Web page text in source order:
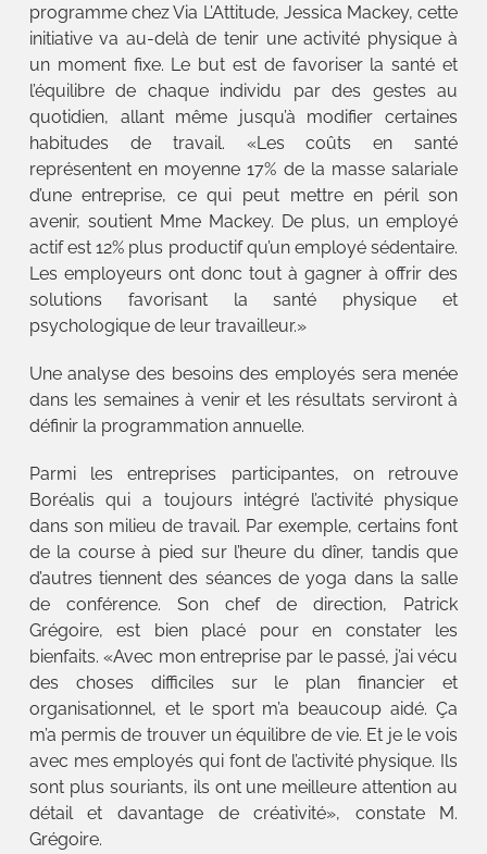
programme chez Via L’Attitude, Jessica Mackey, cette
initiative va au-delà de tenir une activité physique à
un moment fixe. Le but est de favoriser la santé et
l’équilibre de chaque individu par des gestes au
quotidien, allant même jusqu’à modifier certaines
habitudes de travail. «Les coûts en santé
représentent en moyenne 17% de la masse salariale
d’une entreprise, ce qui peut mettre en péril son
avenir, soutient Mme Mackey. De plus, un employé
actif est 12% plus productif qu’un employé sédentaire.
Les employeurs ont donc tout à gagner à offrir des
solutions favorisant la santé physique et
psychologique de leur travailleur.»
Une analyse des besoins des employés sera menée
dans les semaines à venir et les résultats serviront à
définir la programmation annuelle.
Parmi les entreprises participantes, on retrouve
Boréalis qui a toujours intégré l’activité physique
dans son milieu de travail. Par exemple, certains font
de la course à pied sur l’heure du dîner, tandis que
d’autres tiennent des séances de yoga dans la salle
de conférence. Son chef de direction, Patrick
Grégoire, est bien placé pour en constater les
bienfaits. «Avec mon entreprise par le passé, j’ai vécu
des choses difficiles sur le plan financier et
organisationnel, et le sport m’a beaucoup aidé. Ça
m’a permis de trouver un équilibre de vie. Et je le vois
avec mes employés qui font de l’activité physique. Ils
sont plus souriants, ils ont une meilleure attention au
détail et davantage de créativité», constate M.
Grégoire.